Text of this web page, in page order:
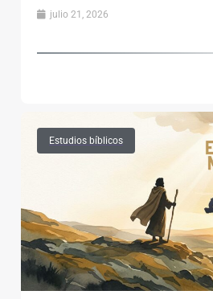
julio 21, 2026
Estudios bíblicos